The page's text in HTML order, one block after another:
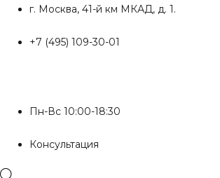
Перейти
содержимому
г. Москва, 41-й км МКАД, д. 1.
+7 (495) 109-30-01
Пн-Вс 10:00-18:30
Консультация